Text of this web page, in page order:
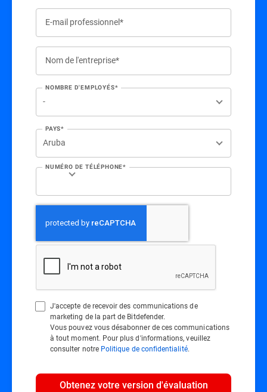
E-mail professionnel*
Nom de l'entreprise*
NOMBRE D'EMPLOYÉS*
PAYS*
NUMÉRO DE TÉLÉPHONE*
J'accepte de recevoir des communications de
marketing de la part de Bitdefender.
Vous pouvez vous désabonner de ces communications
à tout moment. Pour plus d'informations, veuillez
consulter notre Politique de confidentialité.
Obtenez votre version d'évaluation